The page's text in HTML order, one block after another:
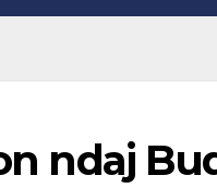
ndaj